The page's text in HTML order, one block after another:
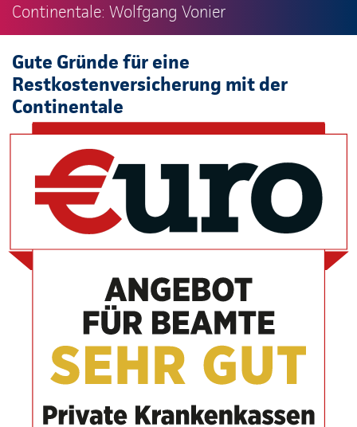
Continentale: Wolfgang Vonier
Gute Gründe für eine
Restkostenversicherung mit der
Continentale